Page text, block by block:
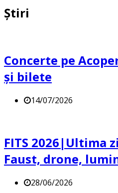
Știri
Concerte pe
și bilete
14/07/2026
FITS 2026|Ultima
Faust, drone,
28/06/2026